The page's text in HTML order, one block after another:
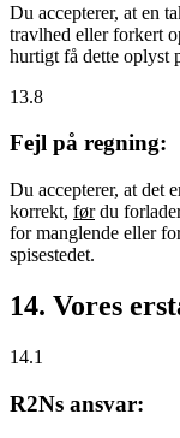
Du accepterer, at en
travlhed eller forkert
hurtigt få dette oplyst
13.8
Fejl på regning:
Du accepterer, at det
korrekt, førdu
for manglende eller
spisestedet.
14. Vores
14.1
R2Ns ansvar: